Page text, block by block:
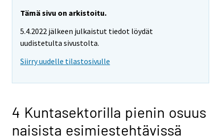
Tämä sivu on arkistoitu.
5.4.2022 jälkeen julkaistut tiedot löydät
uudistetulta sivustolta.
Siirry uudelle tilastosivulle
4 Kuntasektorilla pienin osuus
naisista esimiestehtävissä